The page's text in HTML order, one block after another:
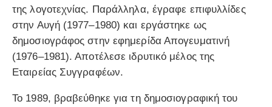
της λογοτεχνίας. Παράλληλα, έγραφε επιφυλλίδες
στην Αυγή (1977–1980) και εργάστηκε ως
δημοσιογράφος στην εφημερίδα Απογευματινή
(1976–1981). Αποτέλεσε ιδρυτικό μέλος της
Εταιρείας Συγγραφέων.
Το 1989, βραβεύθηκε για τη δημοσιογραφική του